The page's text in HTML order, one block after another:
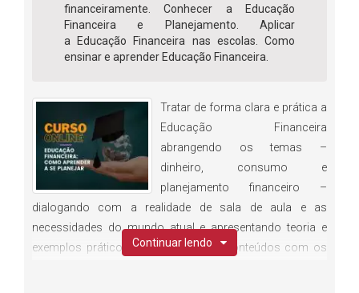
financeiramente. Conhecer a Educação
Financeira e Planejamento. Aplicar
a Educação Financeira nas escolas. Como
ensinar e aprender Educação Financeira.
Tratar de forma clara e prática a
Educação Financeira
abrangendo os temas –
dinheiro, consumo e
planejamento financeiro –
dialogando com a realidade de sala de aula e as
necessidades do mundo atual e apresentando teoria e
exemplos práticos para abordar os conteúdos com os
Continuar lendo